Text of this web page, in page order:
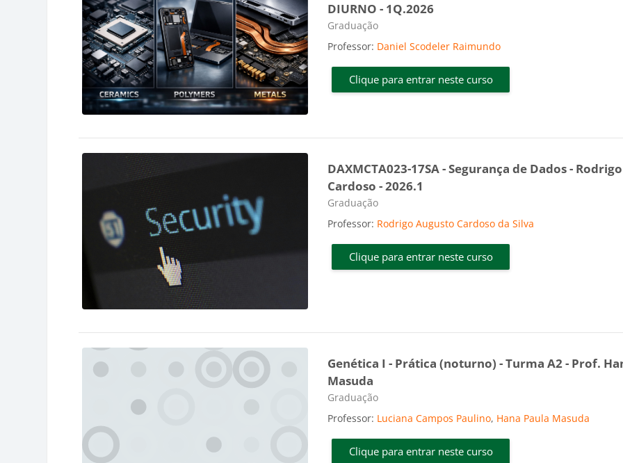
DIURNO - 1Q.2026
Categoria do curso
Graduação
Professor: Daniel Scodeler Raimundo
Clique para entrar neste curso
DAXMCTA023-17SA - Segurança de Dados - Rodrigo
Cardoso - 2026.1
Categoria do curso
Graduação
Professor: Rodrigo Augusto Cardoso da Silva
Clique para entrar neste curso
Genética I - Prática (noturno) - Turma A2 - Prof.
Masuda
Categoria do curso
Graduação
Professor: Luciana Campos Paulino, Hana Paula Masuda
Clique para entrar neste curso